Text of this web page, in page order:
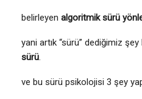
belirleyen algoritmik sürü
yani artık “sürü” dediğimiz
sürü.
ve bu sürü psikolojisi 3 şey